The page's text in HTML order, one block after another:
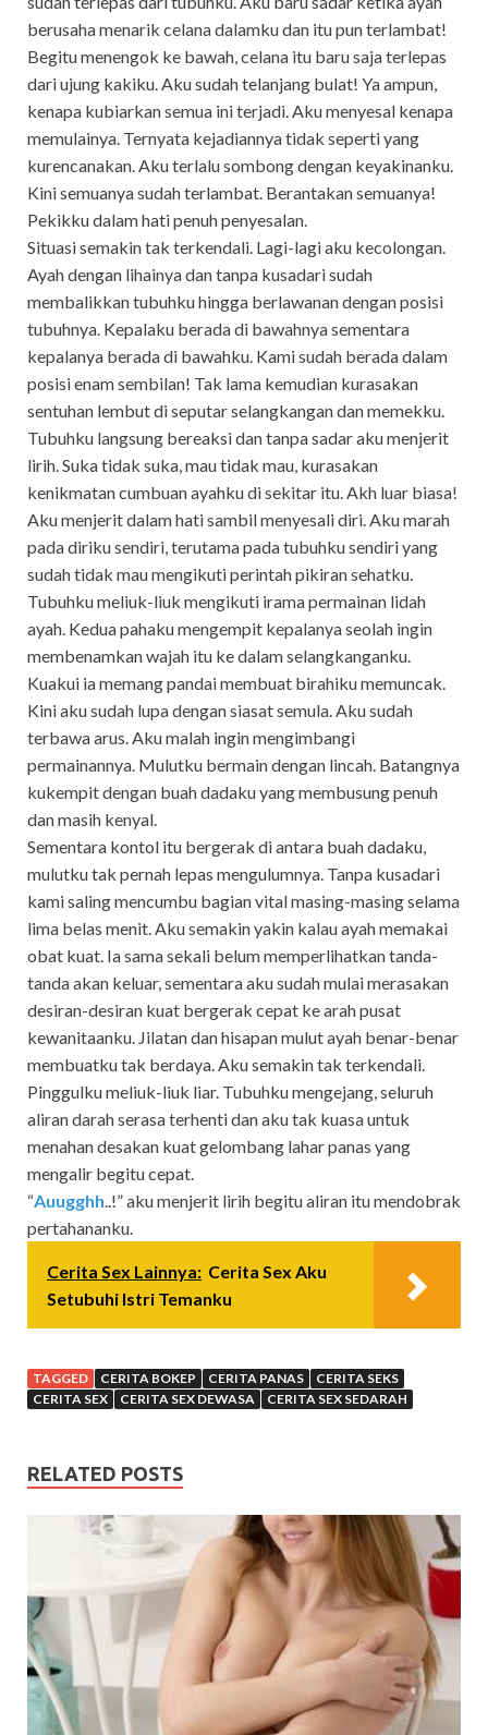
berusaha menarik celana dalamku dan itu pun terlambat!
Begitu menengok ke bawah, celana itu baru saja terlepas
dari ujung kakiku. Aku sudah telanjang bulat! Ya ampun,
kenapa kubiarkan semua ini terjadi. Aku menyesal kenapa
memulainya. Ternyata kejadiannya tidak seperti yang
kurencanakan. Aku terlalu sombong dengan keyakinanku.
Kini semuanya sudah terlambat. Berantakan semuanya!
Pekikku dalam hati penuh penyesalan.
Situasi semakin tak terkendali. Lagi-lagi aku kecolongan.
Ayah dengan lihainya dan tanpa kusadari sudah
membalikkan tubuhku hingga berlawanan dengan posisi
tubuhnya. Kepalaku berada di bawahnya sementara
kepalanya berada di bawahku. Kami sudah berada dalam
posisi enam sembilan! Tak lama kemudian kurasakan
sentuhan lembut di seputar selangkangan dan memekku.
Tubuhku langsung bereaksi dan tanpa sadar aku menjerit
lirih. Suka tidak suka, mau tidak mau, kurasakan
kenikmatan cumbuan ayahku di sekitar itu. Akh luar biasa!
Aku menjerit dalam hati sambil menyesali diri. Aku marah
pada diriku sendiri, terutama pada tubuhku sendiri yang
sudah tidak mau mengikuti perintah pikiran sehatku.
Tubuhku meliuk-liuk mengikuti irama permainan lidah
ayah. Kedua pahaku mengempit kepalanya seolah ingin
membenamkan wajah itu ke dalam selangkanganku.
Kuakui ia memang pandai membuat birahiku memuncak.
Kini aku sudah lupa dengan siasat semula. Aku sudah
terbawa arus. Aku malah ingin mengimbangi
permainannya. Mulutku bermain dengan lincah. Batangnya
kukempit dengan buah dadaku yang membusung penuh
dan masih kenyal.
Sementara kontol itu bergerak di antara buah dadaku,
mulutku tak pernah lepas mengulumnya. Tanpa kusadari
kami saling mencumbu bagian vital masing-masing selama
lima belas menit. Aku semakin yakin kalau ayah memakai
obat kuat. Ia sama sekali belum memperlihatkan tanda-
tanda akan keluar, sementara aku sudah mulai merasakan
desiran-desiran kuat bergerak cepat ke arah pusat
kewanitaanku. Jilatan dan hisapan mulut ayah benar-benar
membuatku tak berdaya. Aku semakin tak terkendali.
Pinggulku meliuk-liuk liar. Tubuhku mengejang, seluruh
aliran darah serasa terhenti dan aku tak kuasa untuk
menahan desakan kuat gelombang lahar panas yang
mengalir begitu cepat.
“Auugghh ..!” aku menjerit lirih begitu aliran itu mendobrak
pertahananku.
Cerita Sex Lainnya: Cerita Sex Aku
Setubuhi Istri Temanku
TAGGED CERITA BOKEP CERITA PANAS
CERITA SEKS
CERITA SEX
CERITA SEX DEWASA CERITA SEX SEDARAH
RELATED POSTS